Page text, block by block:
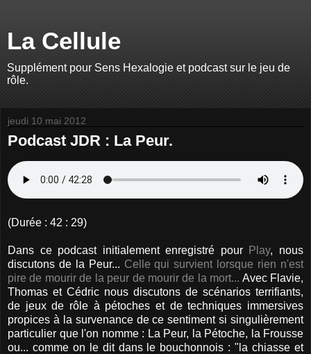
La Cellule
Supplément pour Sens Hexalogie et podcast sur le jeu de
rôle.
jeudi 10 mai 2012
Podcast JDR : La Peur.
(Durée : 42 : 29)
Dans ce podcast initialement enregistré pour Play, nous
discutons de la Peur... Celle qui survient lorsque rien n'est
pire de mourir de la peur de mourir de la mort... Avec Flavie,
Thomas et Cédric nous discutons de scénarios terrifiants,
de jeux de rôle à pétoches et de techniques immersives
propices à la survenance de ce sentiment si singulièrement
particulier que l'on nomme : La Peur, la Pétoche, la Frousse
ou... comme on le dit dans le bouchonnois : "la chiasse et